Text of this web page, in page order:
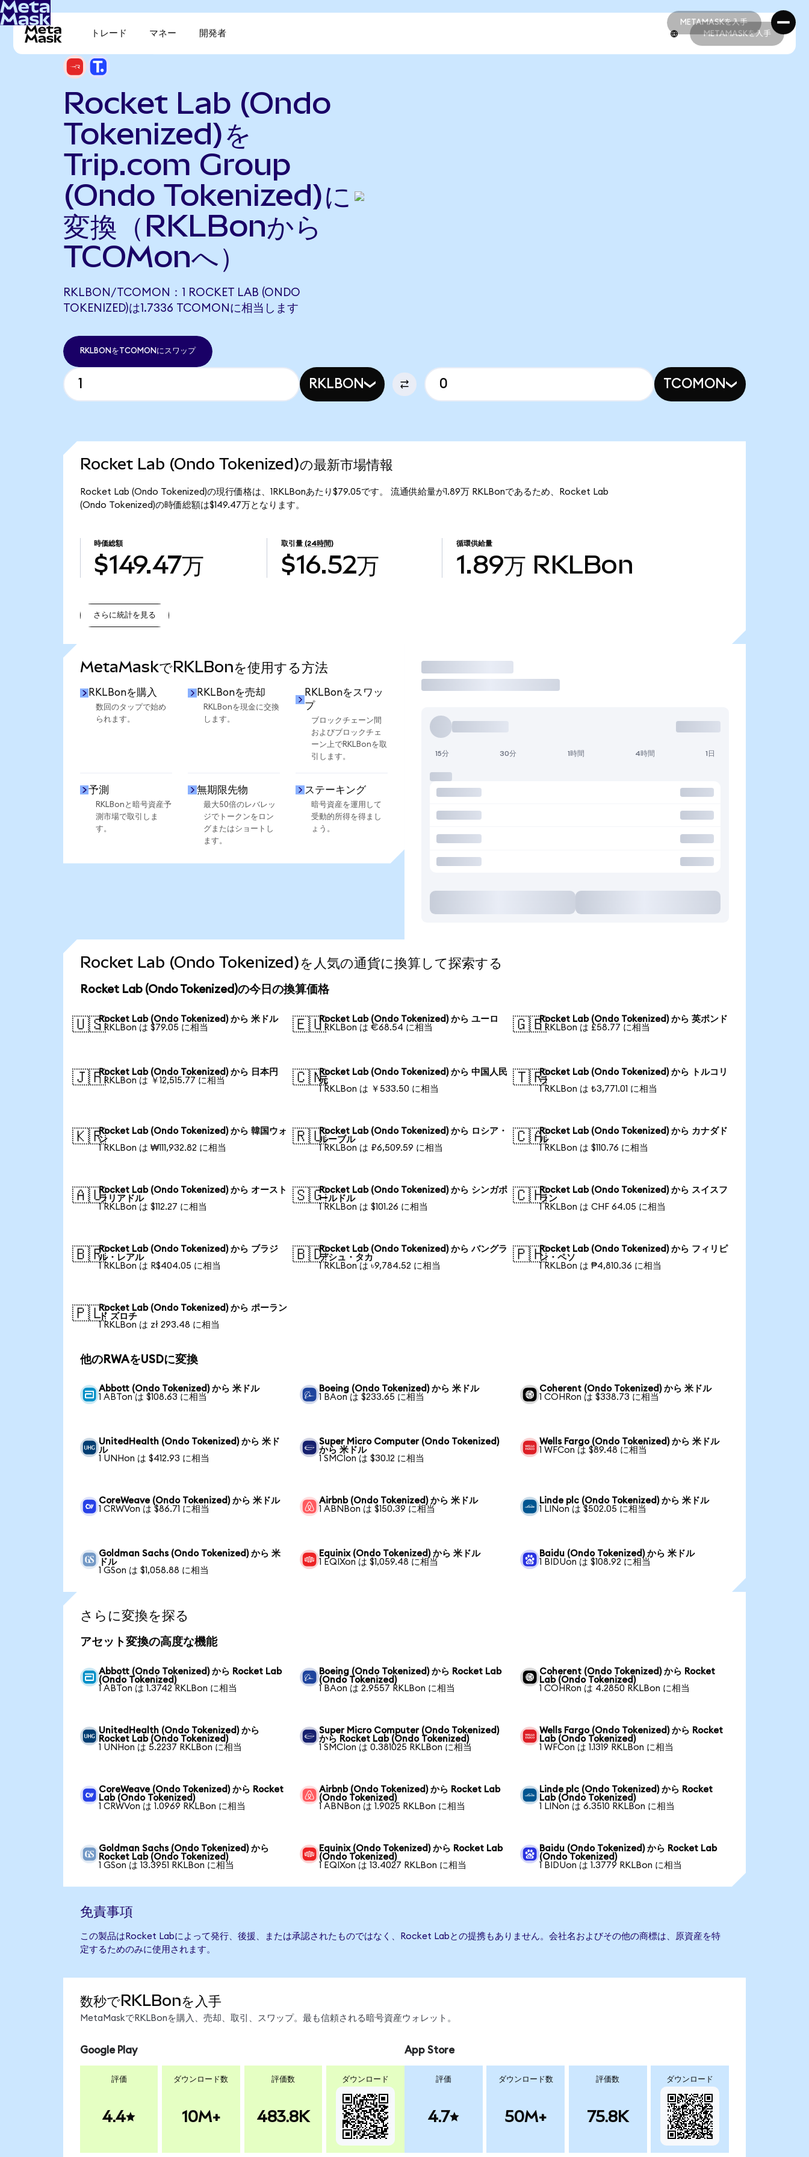
METAMASKを入手
METAMASKを入手
トレード マネー 開発者 METAMASKを入手
Rocket Lab (Ondo
Tokenized)を
Trip.com Group
(Ondo Tokenized)に
変換（RKLBonから
TCOMonへ）
RKLBON/TCOMON：1 ROCKET LAB (ONDO
TOKENIZED)は1.7336 TCOMONに相当します
RKLBONをTCOMONにスワップ
RKLBON TCOMON
Rocket Lab (Ondo Tokenized)の最新市場情報
Rocket Lab (Ondo Tokenized)の現行価格は、1RKLBonあたり$79.05です。 流通供給量が1.89万 RKLBonであるため、Rocket Lab
(Ondo Tokenized)の時価総額は$149.47万となります。
時価総額
$149.47万
取引量 (24時間)
$16.52万
循環供給量
1.89万 RKLBon
さらに統計を見る
MetaMaskでRKLBonを使用する方法
RKLBonを購入
数回のタップで始め
られます。
RKLBonを売却
RKLBonを現金に交換
します。
RKLBonをスワッ
プ
ブロックチェーン間
およびブロックチェ
ーン上でRKLBonを取
引します。
予測
RKLBonと暗号資産予
測市場で取引しま
す。
無期限先物
最大50倍のレバレッ
ジでトークンをロン
グまたはショートし
ます。
ステーキング
暗号資産を運用して
受動的所得を得まし
ょう。
取引
15分 30分 1時間 4時間 1日
Rocket Lab (Ondo Tokenized)を人気の通貨に換算して探索する
Rocket Lab (Ondo Tokenized)の今日の換算価格
🇺🇸Rocket Lab (Ondo Tokenized) から 米ドル
1 RKLBon は $79.05 に相当
🇪🇺Rocket Lab (Ondo Tokenized) から ユーロ
1 RKLBon は €68.54 に相当
🇬🇧Rocket Lab (Ondo Tokenized) から 英ポンド
1 RKLBon は £58.77 に相当
🇯🇵Rocket Lab (Ondo Tokenized) から 日本円
1 RKLBon は ￥12,515.77 に相当
🇨🇳Rocket Lab (Ondo Tokenized) から 中国人民
元
1 RKLBon は ￥533.50 に相当
🇹🇷Rocket Lab (Ondo Tokenized) から トルコリ
ラ
1 RKLBon は ₺3,771.01 に相当
🇰🇷Rocket Lab (Ondo Tokenized) から 韓国ウォ
ン
1 RKLBon は ₩111,932.82 に相当
🇷🇺Rocket Lab (Ondo Tokenized) から ロシア・
ルーブル
1 RKLBon は ₽6,509.59 に相当
🇨🇦Rocket Lab (Ondo Tokenized) から カナダド
ル
1 RKLBon は $110.76 に相当
🇦🇺Rocket Lab (Ondo Tokenized) から オースト
ラリアドル
1 RKLBon は $112.27 に相当
🇸🇬Rocket Lab (Ondo Tokenized) から シンガポ
ールドル
1 RKLBon は $101.26 に相当
🇨🇭Rocket Lab (Ondo Tokenized) から スイスフ
ラン
1 RKLBon は CHF 64.05 に相当
🇧🇷Rocket Lab (Ondo Tokenized) から ブラジ
ル・レアル
1 RKLBon は R$404.05 に相当
🇧🇩Rocket Lab (Ondo Tokenized) から バングラ
デシュ・タカ
1 RKLBon は ৳9,784.52 に相当
🇵🇭Rocket Lab (Ondo Tokenized) から フィリピ
ン・ペソ
1 RKLBon は ₱4,810.36 に相当
🇵🇱Rocket Lab (Ondo Tokenized) から ポーラン
ド ズロチ
1 RKLBon は zł 293.48 に相当
他のRWAをUSDに変換
Abbott (Ondo Tokenized) から 米ドル
1 ABTon は $108.63 に相当
Boeing (Ondo Tokenized) から 米ドル
1 BAon は $233.65 に相当
Coherent (Ondo Tokenized) から 米ドル
1 COHRon は $338.73 に相当
UnitedHealth (Ondo Tokenized) から 米ド
ル
1 UNHon は $412.93 に相当
Super Micro Computer (Ondo Tokenized)
から 米ドル
1 SMCIon は $30.12 に相当
Wells Fargo (Ondo Tokenized) から 米ドル
1 WFCon は $89.48 に相当
CoreWeave (Ondo Tokenized) から 米ドル
1 CRWVon は $86.71 に相当
Airbnb (Ondo Tokenized) から 米ドル
1 ABNBon は $150.39 に相当
Linde plc (Ondo Tokenized) から 米ドル
1 LINon は $502.05 に相当
Goldman Sachs (Ondo Tokenized) から 米
ドル
1 GSon は $1,058.88 に相当
Equinix (Ondo Tokenized) から 米ドル
1 EQIXon は $1,059.48 に相当
Baidu (Ondo Tokenized) から 米ドル
1 BIDUon は $108.92 に相当
さらに変換を探る
アセット変換の高度な機能
Abbott (Ondo Tokenized) から Rocket Lab
(Ondo Tokenized)
1 ABTon は 1.3742 RKLBon に相当
Boeing (Ondo Tokenized) から Rocket Lab
(Ondo Tokenized)
1 BAon は 2.9557 RKLBon に相当
Coherent (Ondo Tokenized) から Rocket
Lab (Ondo Tokenized)
1 COHRon は 4.2850 RKLBon に相当
UnitedHealth (Ondo Tokenized) から
Rocket Lab (Ondo Tokenized)
1 UNHon は 5.2237 RKLBon に相当
Super Micro Computer (Ondo Tokenized)
から Rocket Lab (Ondo Tokenized)
1 SMCIon は 0.381025 RKLBon に相当
Wells Fargo (Ondo Tokenized) から Rocket
Lab (Ondo Tokenized)
1 WFCon は 1.1319 RKLBon に相当
CoreWeave (Ondo Tokenized) から Rocket
Lab (Ondo Tokenized)
1 CRWVon は 1.0969 RKLBon に相当
Airbnb (Ondo Tokenized) から Rocket Lab
(Ondo Tokenized)
1 ABNBon は 1.9025 RKLBon に相当
Linde plc (Ondo Tokenized) から Rocket
Lab (Ondo Tokenized)
1 LINon は 6.3510 RKLBon に相当
Goldman Sachs (Ondo Tokenized) から
Rocket Lab (Ondo Tokenized)
1 GSon は 13.3951 RKLBon に相当
Equinix (Ondo Tokenized) から Rocket Lab
(Ondo Tokenized)
1 EQIXon は 13.4027 RKLBon に相当
Baidu (Ondo Tokenized) から Rocket Lab
(Ondo Tokenized)
1 BIDUon は 1.3779 RKLBon に相当
免責事項
この製品はRocket Labによって発行、後援、または承認されたものではなく、Rocket Labとの提携もありません。会社名およびその他の商標は、原資産を特
定するためのみに使用されます。
数秒でRKLBonを入手
MetaMaskでRKLBonを購入、売却、取引、スワップ。最も信頼される暗号資産ウォレット。
Google Play
評価
4.4
ダウンロード数
10M+
評価数
483.8K
ダウンロード
App Store
評価
4.7
ダウンロード数
50M+
評価数
75.8K
ダウンロード